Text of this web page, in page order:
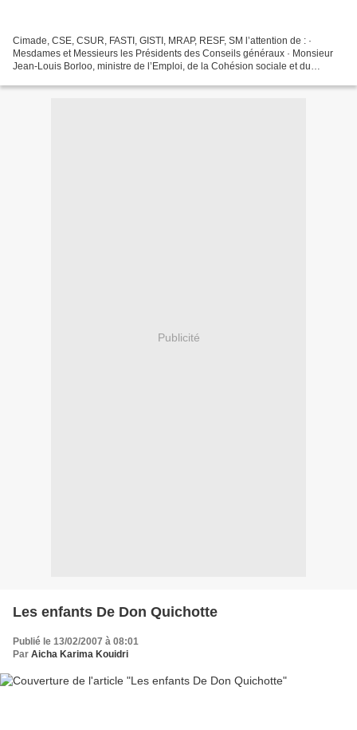
Cimade, CSE, CSUR, FASTI, GISTI, MRAP, RESF, SM l’attention de : ·
Mesdames et Messieurs les Présidents des Conseils généraux · Monsieur
Jean-Louis Borloo, ministre de l’Emploi, de la Cohésion sociale et du
Publicité
Les enfants De Don Quichotte
Publié le 13/02/2007 à 08:01
Par Aicha Karima Kouidri